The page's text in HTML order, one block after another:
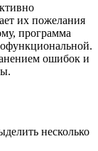
их пожелания
программа
ошибок и
несколько